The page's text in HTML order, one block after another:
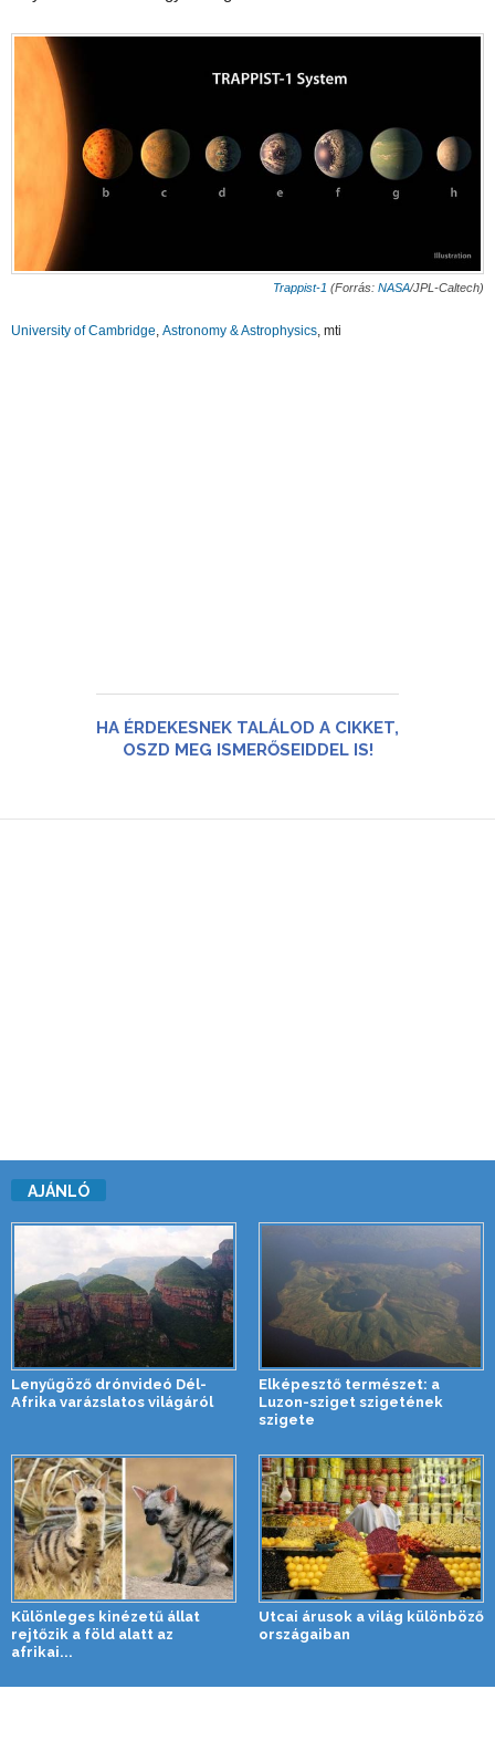
Trappist-1 (Forrás: NASA/JPL-Caltech)
University of Cambridge Astronomy & Astrophysics , mti
HA ÉRDEKESNEK TALÁLOD A CIKKET,
OSZD MEG ISMERŐSEIDDEL IS!
AJÁNLÓ
Lenyűgöző drónvideó Dél-
Afrika varázslatos világáról
Elképesztő természet: a
Luzon-sziget szigetének
szigete
Különleges kinézetű állat
rejtőzik a föld alatt az
afrikai...
Utcai árusok a világ különböző
országaiban